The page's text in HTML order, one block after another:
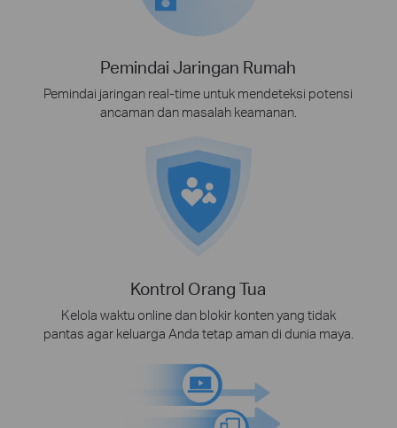
Pemindai Jaringan Rumah
Pemindai jaringan real-time untuk mendeteksi potensi
ancaman dan masalah keamanan.
Kontrol Orang Tua
Kelola waktu online dan blokir konten yang tidak
pantas agar keluarga Anda tetap aman di dunia maya.